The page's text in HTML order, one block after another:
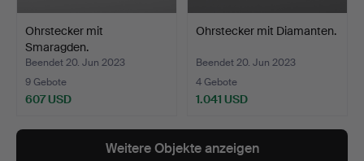
Ohrstecker mit
Smaragden.
Beendet 20. Jun 2023
9 Gebote
607 USD
Ohrstecker mit Diamanten.
Beendet 20. Jun 2023
4 Gebote
1.041 USD
Weitere Objekte anzeigen